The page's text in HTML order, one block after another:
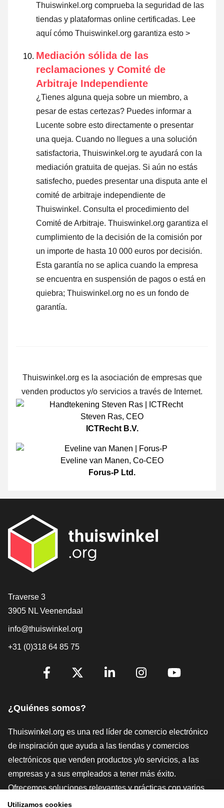
Thuiswinkel.org comprueba la seguridad de las
tiendas y plataformas online certificadas. Lee
aquí cómo Thuiswinkel.org garantiza esto >
Mediación sólida de las
reclamaciones y Comité de
Arbitraje Independiente
¿Tienes alguna queja sobre un miembro, a
pesar de estas certezas? Puedes informar a
Lucente sobre esto directamente o presentar
una queja. Cuando no llegues a una solución
satisfactoria, Thuiswinkel.org te ayudará con la
mediación gratuita de quejas. Si aún no estás
satisfecho, puedes presentar una disputa ante el
comité de arbitraje independiente de
Thuiswinkel. Consulta el procedimiento del
Comité de Arbitraje. Thuiswinkel.org garantiza el
cumplimiento de la decisión de la comisión por
un importe de hasta 10 000 euros por decisión.
Esta garantía no se aplica cuando la empresa
se encuentra en suspensión de pagos o está en
quiebra; Thuiswinkel.org no es un fondo de
garantía.
Thuiswinkel.org es la asociación de empresas que
venden productos y/o servicios a través de Internet.
Steven Ras, CEO
ICTRecht B.V.
Eveline van Manen, Co-CEO
Forus-P Ltd.
[_General:Contact]
Traverse 3
3905 NL Veenendaal
info@thuiswinkel.org
+31 (0)318 64 85 75
[_General:SocialMediaTitle]
¿Quiénes somos?
Thuiswinkel.org es una red líder de comercio electrónico
de inspiración que ayuda a las tiendas y comercios
electrónicos que venden productos y/o servicios, a las
empresas y a sus empleados a tener más éxito.
Ofrecemos soluciones relevantes y prácticas con varios
sellos de confianza, Thuiswinkel Reviews, herramientas y
Utilizamos cookies